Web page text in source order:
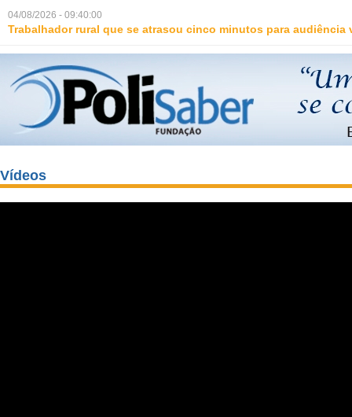
04/08/2026 - 09:40:00
Trabalhador rural que se atrasou cinco minutos para
Vídeos